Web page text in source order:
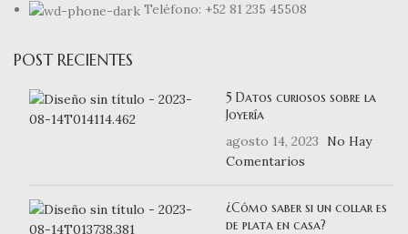
Teléfono: +52 81 235 45508
POST RECIENTES
5 Datos curiosos sobre la
Joyería
agosto 14, 2023
No Hay
Comentarios
¿Cómo saber si un collar es
de plata en casa?